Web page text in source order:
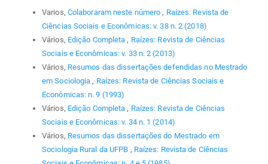
Varios, Colaboraram neste número , Raízes: Revista de
Ciências Sociais e Econômicas: v. 38 n. 2 (2018)
Vários, Edição Completa , Raízes: Revista de Ciências
Sociais e Econômicas: v. 33 n. 2 (2013)
Vários, Resumos das dissertações defendidas no Mestrado
em Sociologia , Raízes: Revista de Ciências Sociais e
Econômicas: n. 9 (1993)
Vários, Edição Completa , Raízes: Revista de Ciências
Sociais e Econômicas: v. 34 n. 1 (2014)
Vários, Resumos das dissertações do Mestrado em
Sociologia Rural da UFPB , Raízes: Revista de Ciências